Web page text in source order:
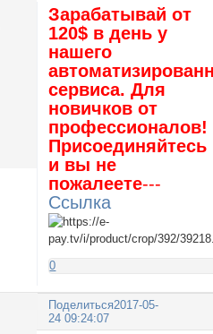
Зарабатывай от
120$ в день у
нашего
сервиса. Для
новичков от
профессионалов!
Присоединяйтесь
и вы не
пожалеете---
Ссылка
0
Поделиться2017-05-
24 09:24:07